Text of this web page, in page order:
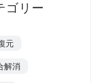
ゴリー
元
解消